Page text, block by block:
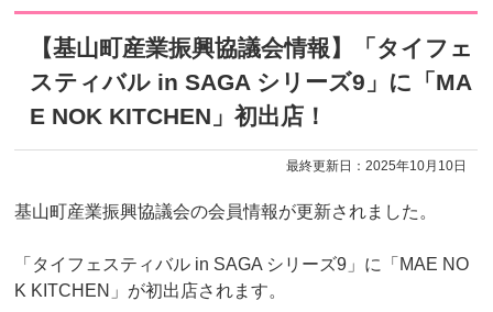
【基山町産業振興協議会情報】「タイフェ
スティバル in SAGA シリーズ9」に「MA
E NOK KITCHEN」初出店！
最終更新日：2025年10月10日
基山町産業振興協議会の会員情報が更新されました。
「タイフェスティバル in SAGA シリーズ9」に「MAE NO
K KITCHEN」が初出店されます。